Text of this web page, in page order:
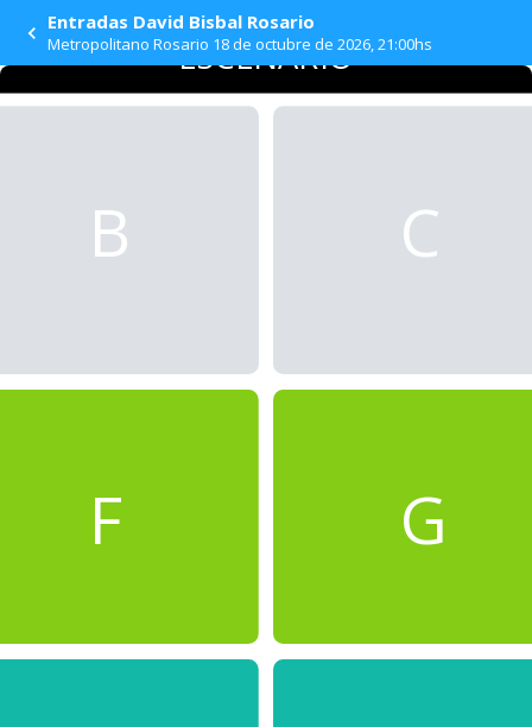
Entradas David Bisbal Rosario
Metropolitano Rosario 18 de octubre de 2026, 21:00hs
ESCENARIO
B C
F G